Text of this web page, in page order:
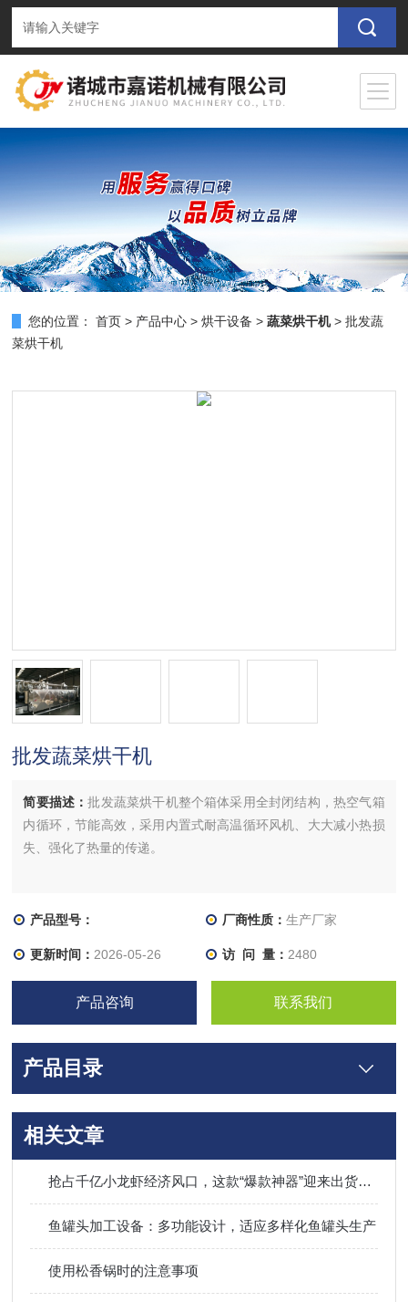
您的位置： 首页 > 产品中心 >烘干设备 >蔬菜烘干机> 批发蔬
菜烘干机
批发蔬菜烘干机
简要描述：批发蔬菜烘干机整个箱体采用全封闭结构，热空气箱
内循环，节能高效，采用内置式耐高温循环风机、大大减小热损
失、强化了热量的传递。
产品型号： 厂商性质： 生产厂家
更新时间： 2026-05-26 访 问 量： 2480
产品咨询 联系我们
产品目录
相关文章
抢占千亿小龙虾经济风口，这款“爆款神器”迎来出货旺季
鱼罐头加工设备：多功能设计，适应多样化鱼罐头生产
使用松香锅时的注意事项